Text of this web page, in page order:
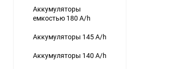
Аккумуляторы
емкостью 180 A/h
Аккумуляторы 145 A/h
Аккумуляторы 140 A/h